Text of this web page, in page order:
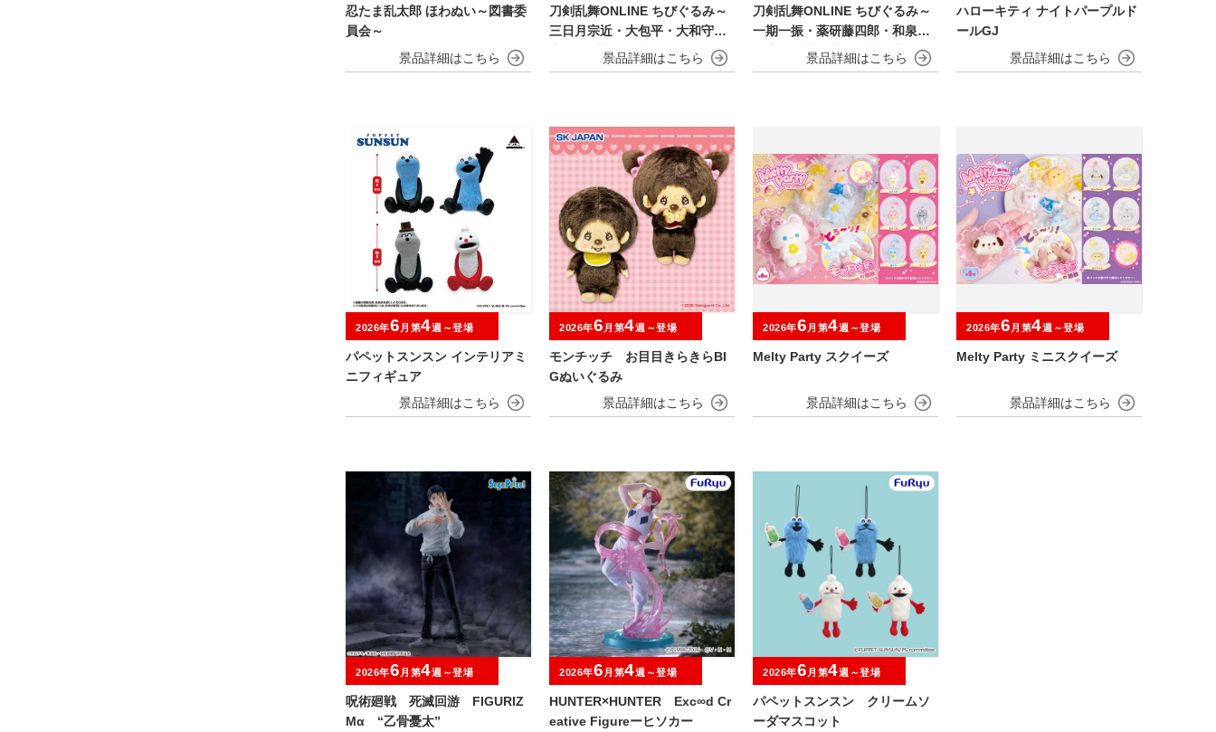
忍たま乱太郎 ほわぬい～図書委
員会～
刀剣乱舞ONLINE ちびぐるみ～
三日月宗近・大包平・大和守安
定・篭手切江・豊前江～
刀剣乱舞ONLINE ちびぐるみ～
一期一振・薬研藤四郎・和泉守
兼定・堀川国広・鶴丸国永～
ハローキティ ナイトパープルド
ールGJ
パペットスンスン インテリアミ
ニフィギュア
2026年6 月第4週～登場
モンチッチ お目目きらきらBI
Gぬいぐるみ
2026年6 月第4週～登場
Melty Party スクイーズ
2026年6 月第4週～登場
Melty Party ミニスクイーズ
2026年6 月第4週～登場
呪術廻戦 死滅回游 FIGURIZ
Mα “乙骨憂太”
2026年6 月第4週～登場
HUNTER×HUNTER Exc∞d Cr
eative Figureーヒソカー
2026年6 月第4週～登場
パペットスンスン クリームソ
ーダマスコット
2026年6 月第4週～登場